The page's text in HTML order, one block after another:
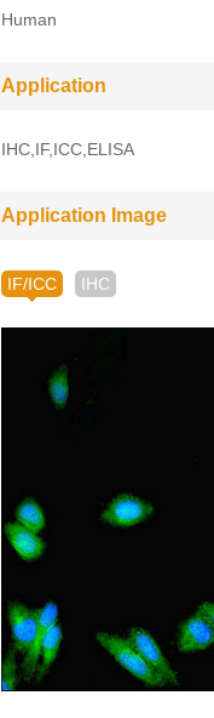
Human
Application
IHC,IF,ICC,ELISA
Application Image
IF/ICC IHC